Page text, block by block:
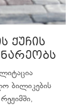
ქუჩის
ბილიკების